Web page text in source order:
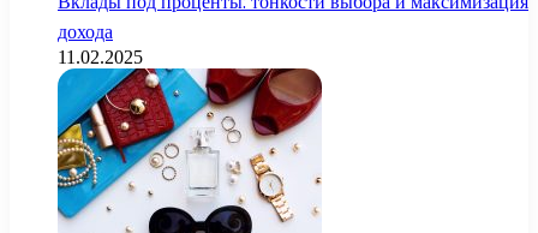
дохода
11.02.2025